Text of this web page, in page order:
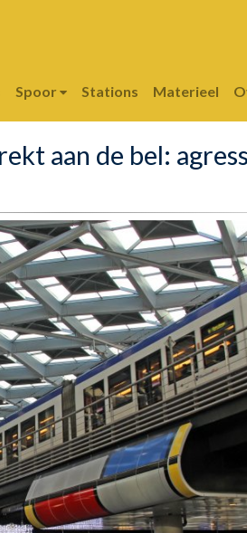
Spoor Stations Materieel
aan de bel: